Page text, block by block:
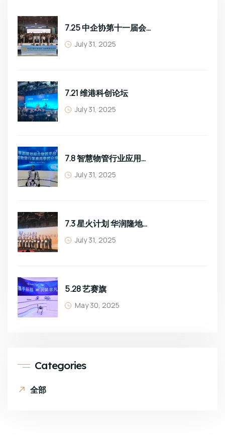
7.25 中企协第十一届会员大会
July 31, 2025
7.21 维港科创论坛
July 31, 2025
7.8 智慧物管行业应用学习分享
July 31, 2025
7.3 星火计划 华润隆地班组长培训
July 31, 2025
5.28 艺赛旗
May 30, 2025
Categories
全部